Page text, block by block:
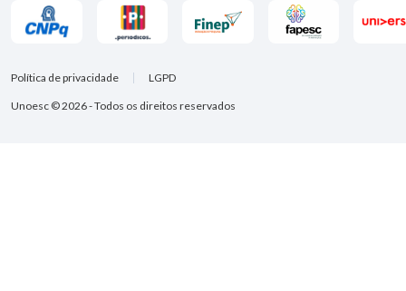
Unoesc © 2026 - Todos os direitos reservados
Política de privacidade LGPD